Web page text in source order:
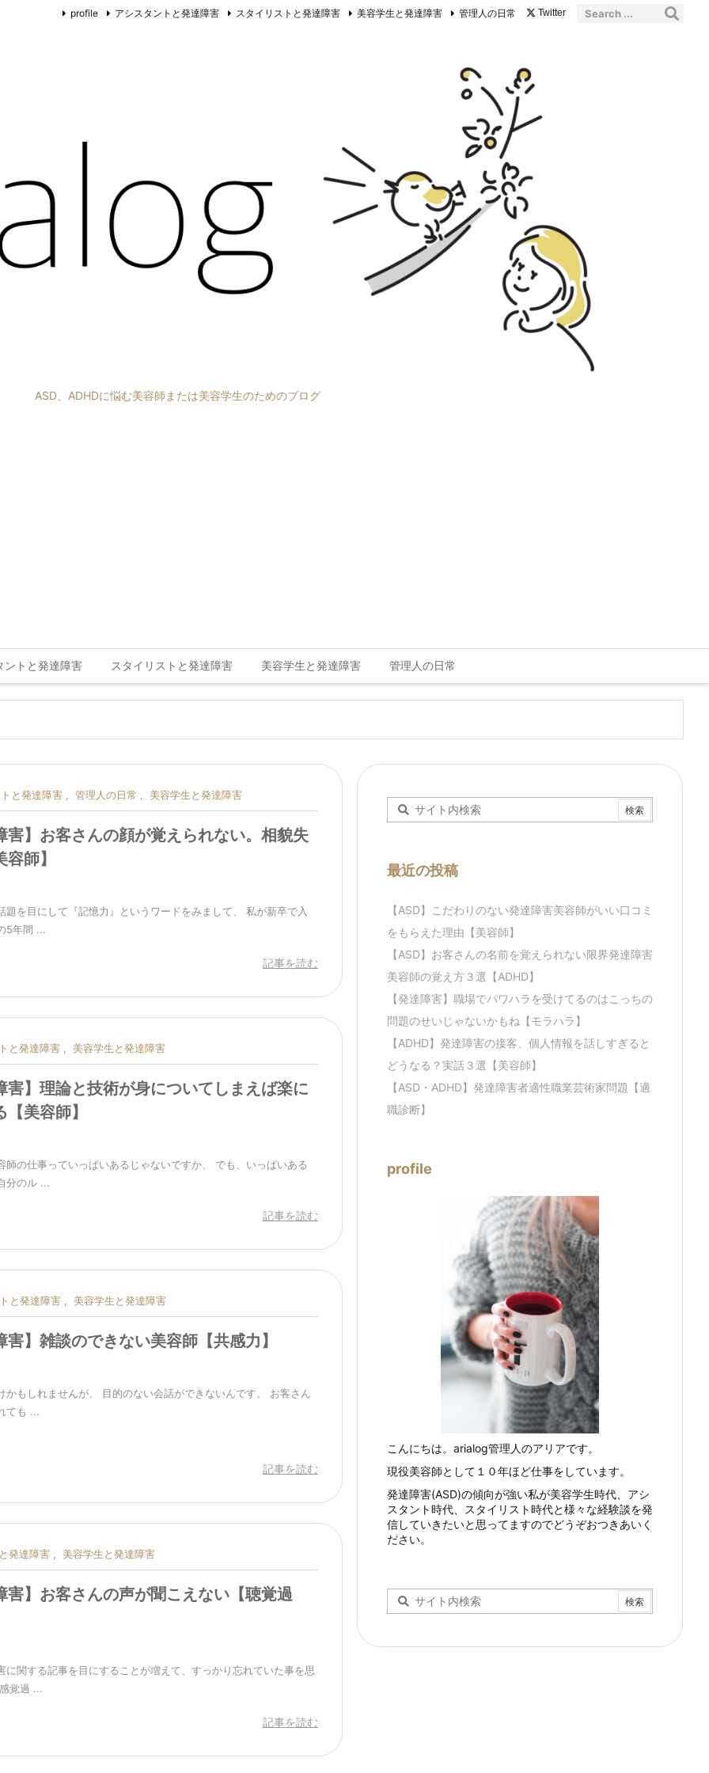
ASD、ADHDに悩む美容師または美容学生のためのブログ
ントと発達障害 スタイリストと発達障害 美容学生と発達障害 管理人の日常
profile アシスタントと発達障害 スタイリストと発達障害 美容学生と発達障害 管理人の日常 Twitter
と発達障害 , 管理人の日常 , 美容学生と発達障害
害】お客さんの顔が覚えられない。相貌失
師】
題を目にして『記憶力』というワードをみまして、 私が新卒で入
5年間 ...
記事を読む
と発達障害 , 美容学生と発達障害
害】理論と技術が身についてしまえば楽に
美容師】
師の仕事っていっぱいあるじゃないですか、 でも、いっぱいある
分のル ...
記事を読む
と発達障害 , 美容学生と発達障害
害】雑談のできない美容師【共感力】
かもしれませんが、 目的のない会話ができないんです。 お客さん
ても ...
記事を読む
発達障害 , 美容学生と発達障害
害】お客さんの声が聞こえない【聴覚過
に関する記事を目にすることが増えて、すっかり忘れていた事を思
覚過 ...
記事を読む
最近の投稿
【ASD】こだわりのない発達障害美容師がいい口コミ
をもらえた理由【美容師】
【ASD】お客さんの名前を覚えられない限界発達障害
美容師の覚え方３選【ADHD】
【発達障害】職場でパワハラを受けてるのはこっちの
問題のせいじゃないかもね【モラハラ】
【ADHD】発達障害の接客、個人情報を話しすぎると
どうなる？実話３選【美容師】
【ASD・ADHD】発達障害者適性職業芸術家問題【適
職診断】
profile
こんにちは。arialog管理人のアリアです。
現役美容師として１０年ほど仕事をしています。
発達障害(ASD)の傾向が強い私が美容学生時代、アシ
スタント時代、スタイリスト時代と様々な経験談を発
信していきたいと思ってますのでどうぞおつきあいく
ださい。